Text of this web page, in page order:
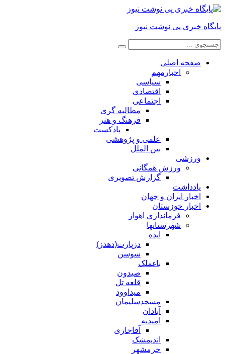
پایگاه خبری پی نوشت نیوز
صفحه اصلی
اخبارمهم
سیاسی
اقتصادی
اجتماعی
مطالبه گری
فرهنگ و هنر
پادکست
علمی و پژوهشی
بین الملل
ورزشی
ورزش همگانی
گزارش تصویری
یادداشت
اخبار ایران و جهان
اخبار خوزستان
فرمانداری اهواز
شهرستانها
ایذه
دزپارت(دهدز)
سوسن
باغملک
صیدون
قلعه تل
میداوود
مسجدسلیمان
آبادان
امیدیه
آقاجاری
اندیمشک
خرمشهر